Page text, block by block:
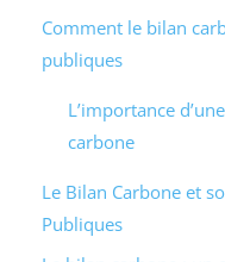
Comment le bilan
publiques
L’importance
carbone
Le Bilan Carbone et
Publiques